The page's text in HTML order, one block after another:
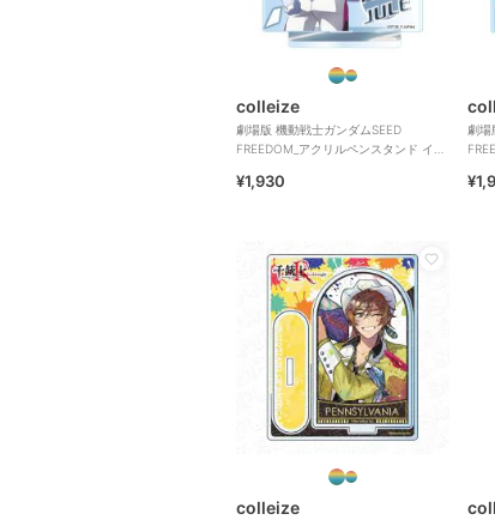
colleize
劇場版 機動戦士ガンダムSEED
FREEDOM_アクリルペンスタンド イザ
¥1,930
劇場
colleize